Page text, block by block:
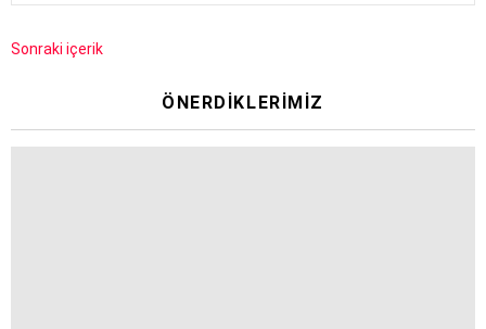
Sonraki içerik
ÖNERDIKLERIMIZ